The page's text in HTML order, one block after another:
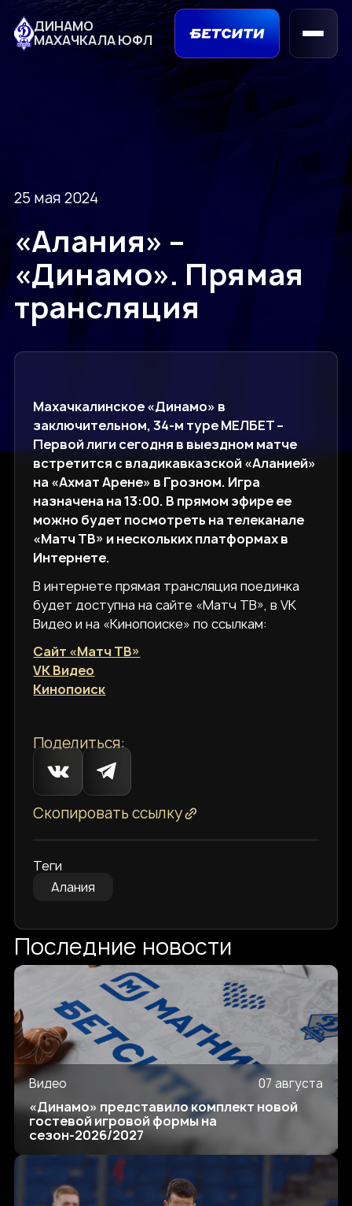
ДИНАМО
МАХАЧКАЛА ЮФЛ
25 мая 2024
«Алания» –
«Динамо». Прямая
трансляция
Махачкалинское «Динамо» в
заключительном, 34-м туре МЕЛБЕТ –
Первой лиги сегодня в выездном матче
встретится с владикавказской «Аланией»
на «Ахмат Арене» в Грозном. Игра
назначена на 13:00. В прямом эфире ее
можно будет посмотреть на телеканале
«Матч ТВ» и нескольких платформах в
Интернете.
В интернете прямая трансляция поединка
будет доступна на сайте «Матч ТВ», в VK
Видео и на «Кинопоиске» по ссылкам:
Сайт «Матч ТВ»
VK Видео
Кинопоиск
Поделиться:
Скопировать ссылку
Теги
Алания
Последние новости
Видео 07 августа
«Динамо» представило комплект новой
гостевой игровой формы на
сезон-2026/2027